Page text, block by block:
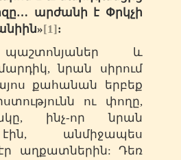
արժանի է Փրկչի
[1] :
պաշտոնյաներ և
նրան սիրում
քահանան երբեք
ու փողը,
ինչ-որ նրան
անմիջապես
աղքատներին: Դեռ